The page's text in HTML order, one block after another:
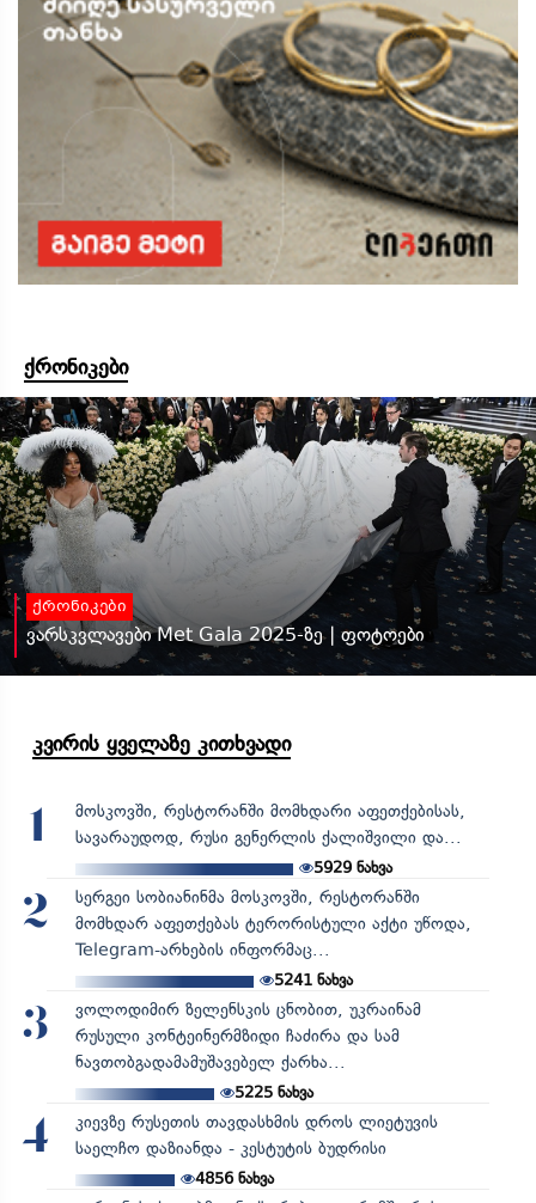
ქრონიკები
ქრონიკები
ვარსკვლავები Met Gala 2025-ზე | ფოტოები
კვირის ყველაზე კითხვადი
1
მოსკოვში, რესტორანში მომხდარი აფეთქებისას,
სავარაუდოდ, რუსი გენერლის ქალიშვილი და...
5929 ნახვა
2
სერგეი სობიანინმა მოსკოვში, რესტორანში
მომხდარ აფეთქებას ტერორისტული აქტი უწოდა,
Telegram-არხების ინფორმაც...
5241ნახვა
3
ვოლოდიმირ ზელენსკის ცნობით, უკრაინამ
რუსული კონტეინერმზიდი ჩაძირა და სამ
ნავთობგადამამუშავებელ ქარხა...
5225ნახვა
4
კიევზე რუსეთის თავდასხმის დროს ლიეტუვის
საელჩო დაზიანდა - კესტუტის ბუდრისი
4856ნახვა